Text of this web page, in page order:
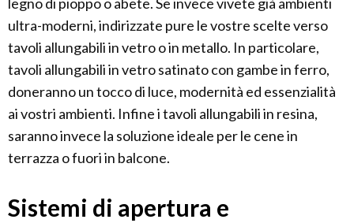
ultra-moderni, indirizzate pure le vostre scelte verso
tavoli allungabili in vetro o in metallo. In particolare,
tavoli allungabili in vetro satinato con gambe in ferro,
doneranno un tocco di luce, modernità ed essenzialità
ai vostri ambienti. Infine i tavoli allungabili in resina,
saranno invece la soluzione ideale per le cene in
terrazza o fuori in balcone.
Sistemi di apertura e